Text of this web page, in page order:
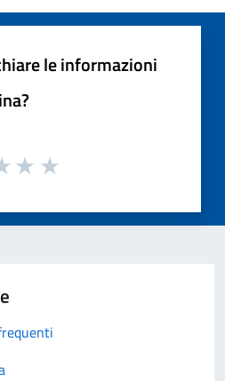
le informazioni